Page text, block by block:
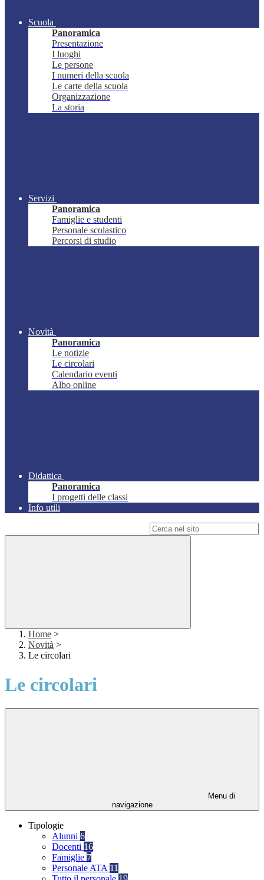
Scuola
Panoramica
Presentazione
I luoghi
Le persone
I numeri della scuola
Le carte della scuola
Organizzazione
La storia
Servizi
Panoramica
Famiglie e studenti
Personale scolastico
Percorsi di studio
Novità
Panoramica
Le notizie
Le circolari
Calendario eventi
Albo online
Didattica
Panoramica
I progetti delle classi
Info utili
Home >
Novità >
Le circolari
Le circolari
Menu di
navigazione
Tipologie
Alunni 6
Docenti 16
Famiglie 7
Personale ATA 11